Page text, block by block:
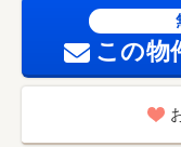
この物